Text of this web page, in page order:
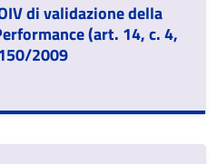
di validazione della
(art. 14, c. 4,
2009